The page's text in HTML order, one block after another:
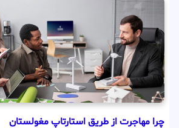
چرا مهاجرت از طریق استارتاپ مغولستان